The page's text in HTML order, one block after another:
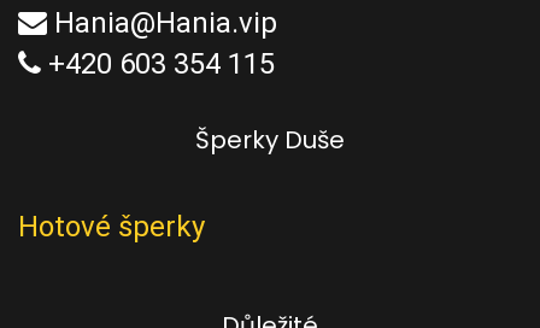
Hania@Hania.vip
+420 603 354 115
Šperky Duše
Hotové šperky